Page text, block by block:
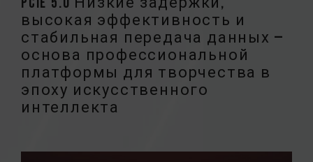
высокая эффективность и
стабильная передача данных —
основа профессиональной
платформы для творчества в
эпоху искусственного
интеллекта